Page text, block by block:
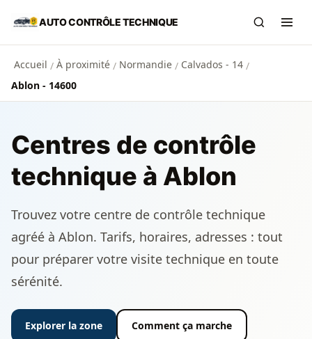
Aller au contenu principal
AUTO CONTRÔLE TECHNIQUE
Accueil / À proximité / Normandie / Calvados - 14 /
Ablon - 14600
Centres de contrôle
technique à Ablon
Trouvez votre centre de contrôle technique
agréé à Ablon. Tarifs, horaires, adresses : tout
pour préparer votre visite technique en toute
sérénité.
Explorer la zone Comment ça marche